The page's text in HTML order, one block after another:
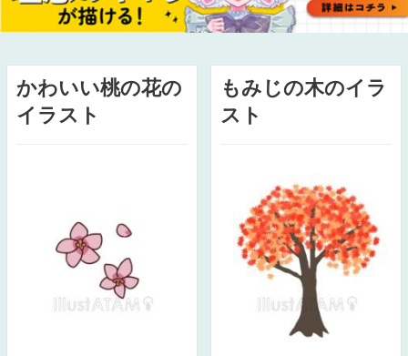
かわいい桃の花の
イラスト
もみじの木のイラ
スト